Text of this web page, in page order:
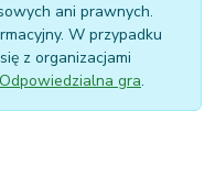
ani prawnych.
W przypadku
z organizacjami
Odpowiedzialna gra.